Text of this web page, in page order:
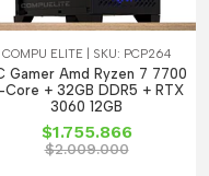
COMPU ELITE | SKU: PCP264
Gamer Amd Ryzen 7 7700
+ 32GB DDR5 + RTX
3060 12GB
$1.755.866
$2.009.000